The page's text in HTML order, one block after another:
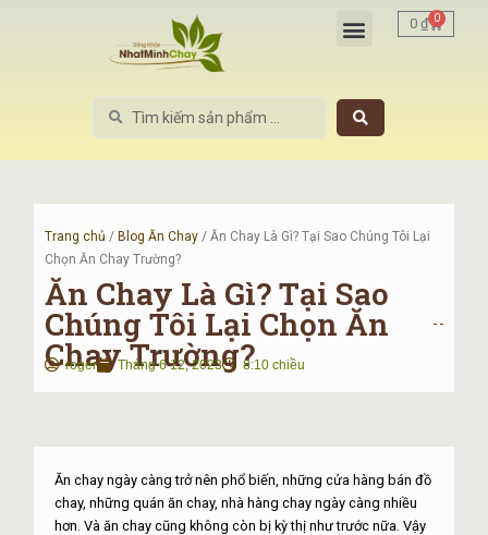
Menu0₫ 0
Cart
Search
Trang chủ /Blog Ăn Chay / Ăn Chay Là Gì? Tại Sao Chúng Tôi Lại
Chọn Ăn Chay Trường?
Ăn Chay Là Gì? Tại Sao
Chúng Tôi Lại Chọn Ăn
Chay Trường?
roger Tháng 6 12, 2023 8:10 chiều
Ăn chay ngày càng trở nên phổ biến, những cửa hàng bán đồ
chay, những quán ăn chay, nhà hàng chay ngày càng nhiều
hơn. Và ăn chay cũng không còn bị kỳ thị như trước nữa. Vậy